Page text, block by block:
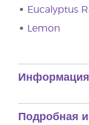
Eucalyptus
Lemon
Подробная